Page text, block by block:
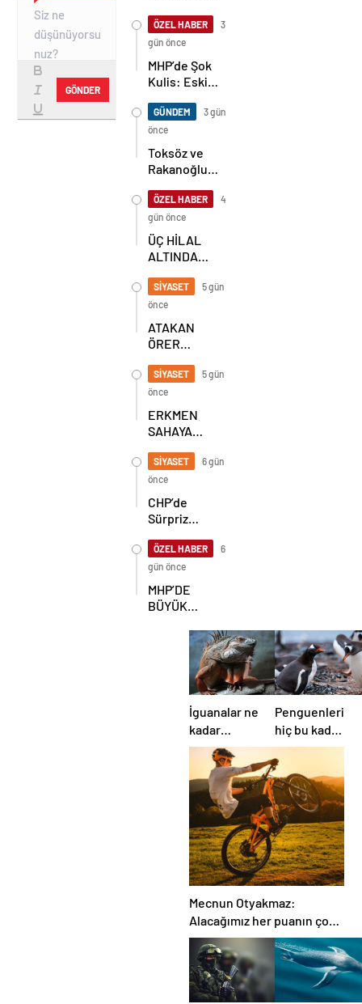
GÖNDER
ÖZEL HABER
3
gün önce
MHP’de Şok
Kulis: Eski
Sahnede!
Korkmaz Yol
Vermiyor
GÜNDEM
3 gün
önce
Toksöz ve
Rakanoğlu
Acı Günü
ÖZEL HABER
4
gün önce
ÜÇ HİLAL
ALTINDA
BULUŞMA!
SEKİZ İL
BAŞKANI
BİR ARADA
SİYASET
5 gün
önce
ATAKAN
ÖRER
BAŞKAN
SEÇİLDİ
SİYASET
5 gün
önce
ERKMEN
SAHAYA
GÖKÇEBEY
VE
ÇAYCUMA’DA
SİYASET
6 gün
önce
CHP’de
Sürpriz
Başkanlığı
İçin
Beklenen
Hamle Geldi
ÖZEL HABER
6
gün önce
MHP’DE
BÜYÜK
İguanalar ne
kadar
sürede renk
değiştirebilir
? Detaylar
burada…
Penguenleri
hiç bu kadar
komik ve
yakından
görmemiştiniz
Mecnun Otyakmaz:
Alacağımız her puanın çok
önemi var